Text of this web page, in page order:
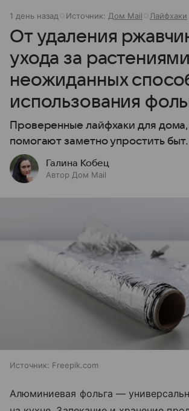
1 день назад Источник: Дом Mail Лайфхаки
От удаления
ухода за
неожиданных
использования
Проверенные лайфхаки для
помогают заметно упростить быт.
Галина Кобец
Автор Дом Mail
Источник: Freepik.com
Алюминиевая фольга —